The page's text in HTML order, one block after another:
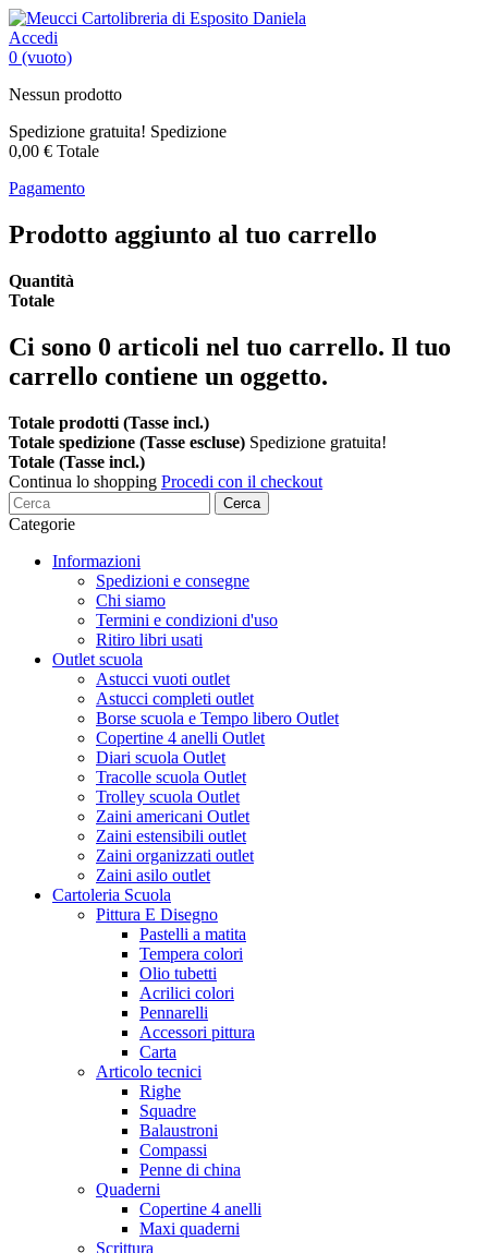
Accedi
0 (vuoto)
Nessun prodotto
Spedizione gratuita! Spedizione
0,00 € Totale
Pagamento
Prodotto aggiunto al tuo carrello
Quantità
Totale
Ci sono 0 articoli nel tuo carrello. Il tuo
carrello contiene un oggetto.
Totale prodotti (Tasse incl.)
Totale spedizione (Tasse escluse) Spedizione gratuita!
Totale (Tasse incl.)
Continua lo shopping Procedi con il checkout
Cerca
Categorie
Informazioni
Spedizioni e consegne
Chi siamo
Termini e condizioni d'uso
Ritiro libri usati
Outlet scuola
Astucci vuoti outlet
Astucci completi outlet
Borse scuola e Tempo libero Outlet
Copertine 4 anelli Outlet
Diari scuola Outlet
Tracolle scuola Outlet
Trolley scuola Outlet
Zaini americani Outlet
Zaini estensibili outlet
Zaini organizzati outlet
Zaini asilo outlet
Cartoleria Scuola
Pittura E Disegno
Pastelli a matita
Tempera colori
Olio tubetti
Acrilici colori
Pennarelli
Accessori pittura
Carta
Articolo tecnici
Righe
Squadre
Balaustroni
Compassi
Penne di china
Quaderni
Copertine 4 anelli
Maxi quaderni
Scrittura